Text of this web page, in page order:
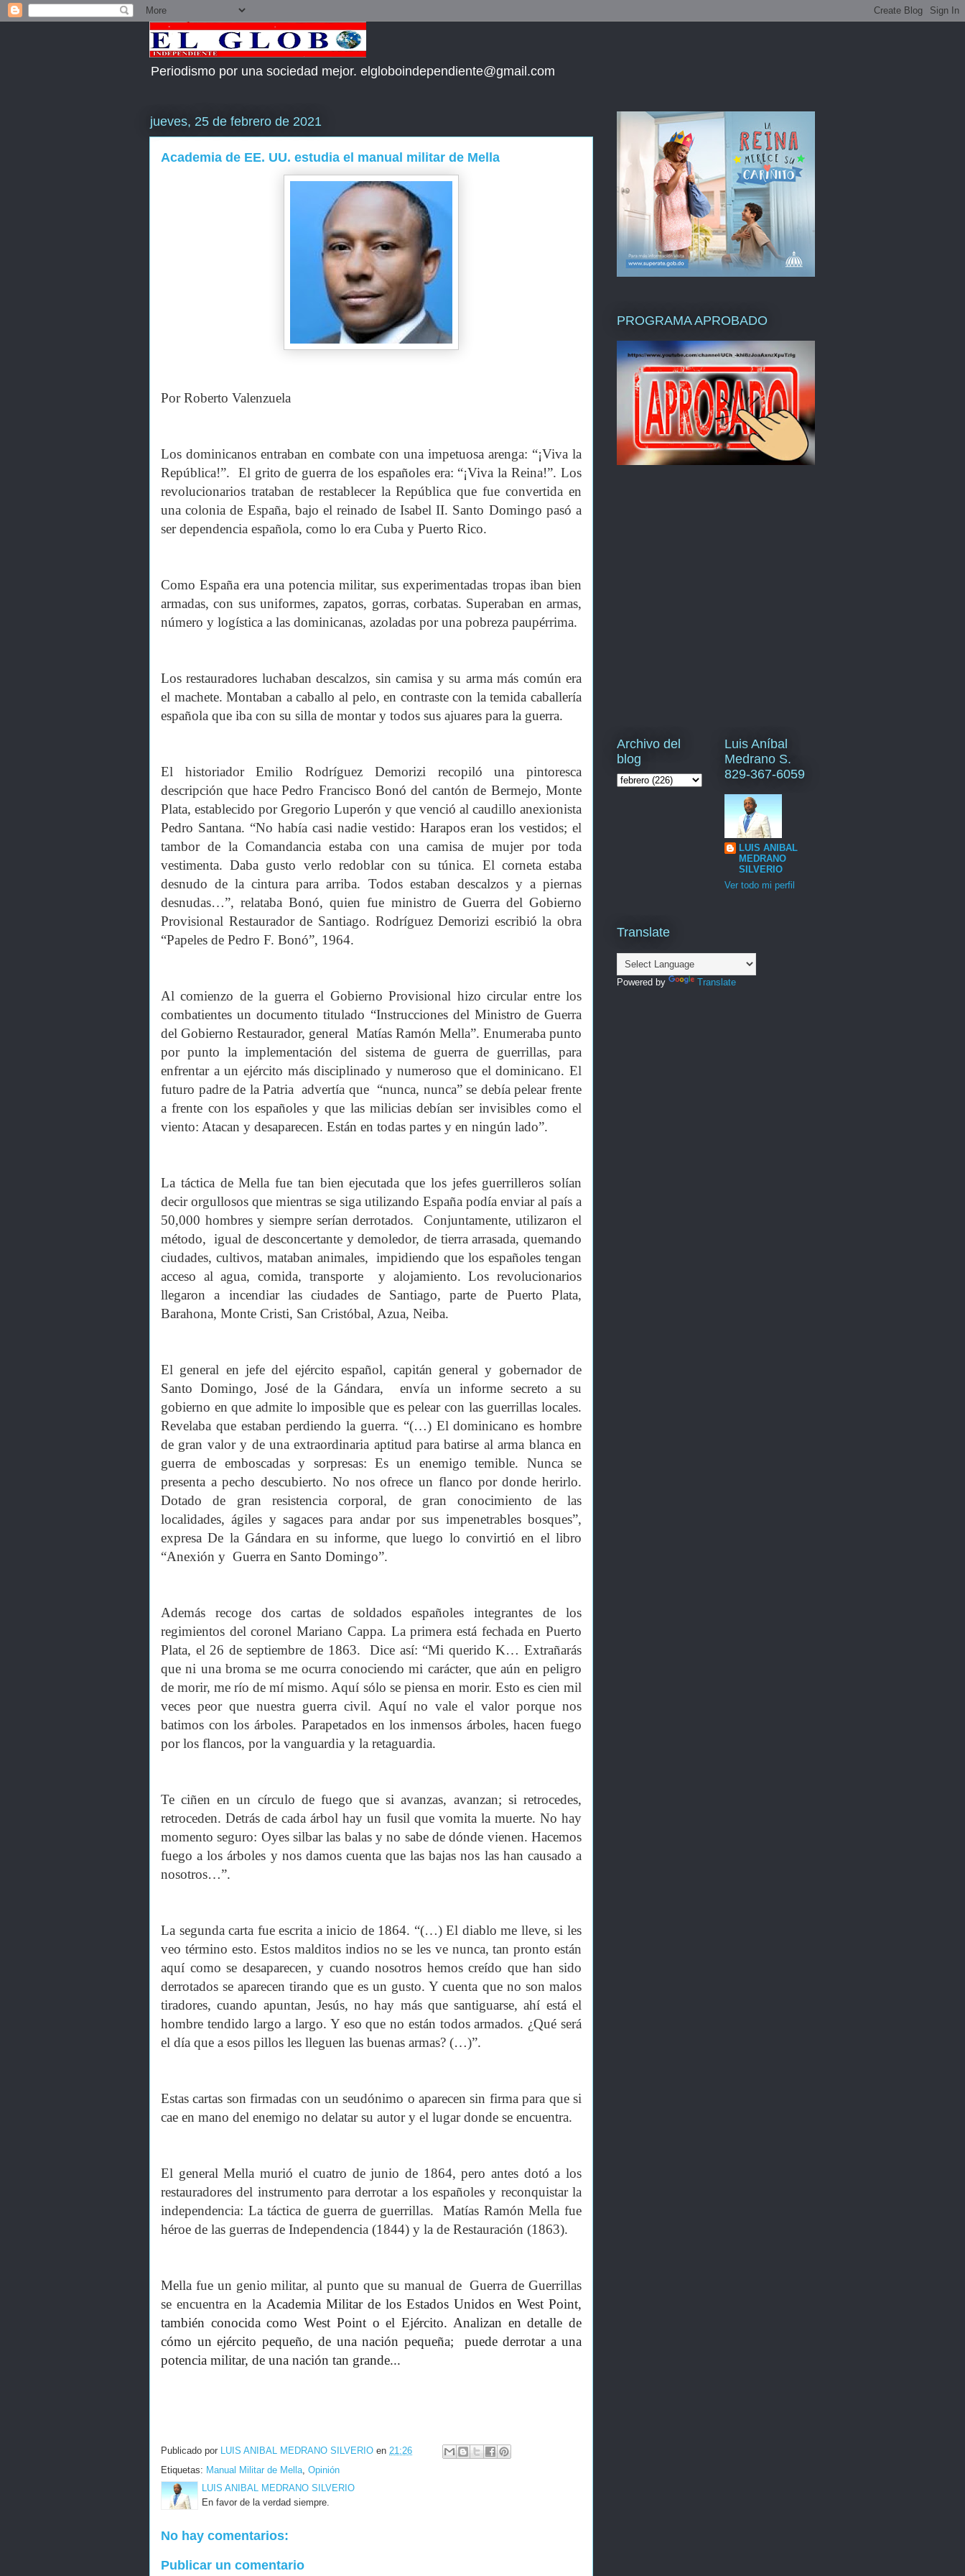
Periodismo por una sociedad mejor. elgloboindependiente@gmail.com
jueves, 25 de febrero de 2021
Academia de EE. UU. estudia el manual militar de Mella
Por Roberto Valenzuela
Los dominicanos entraban en combate con una impetuosa arenga: “¡Viva la
República!”. El grito de guerra de los españoles era: “¡Viva la Reina!”. Los
revolucionarios trataban de restablecer la República que fue convertida en
una colonia de España, bajo el reinado de Isabel II. Santo Domingo pasó a
ser dependencia española, como lo era Cuba y Puerto Rico.
Como España era una potencia militar, sus experimentadas tropas iban bien
armadas, con sus uniformes, zapatos, gorras, corbatas. Superaban en armas,
número y logística a las dominicanas, azoladas por una pobreza paupérrima.
Los restauradores luchaban descalzos, sin camisa y su arma más común era
el machete. Montaban a caballo al pelo, en contraste con la temida caballería
española que iba con su silla de montar y todos sus ajuares para la guerra.
El historiador Emilio Rodríguez Demorizi recopiló una pintoresca
descripción que hace Pedro Francisco Bonó del cantón de Bermejo, Monte
Plata, establecido por Gregorio Luperón y que venció al caudillo anexionista
Pedro Santana. “No había casi nadie vestido: Harapos eran los vestidos; el
tambor de la Comandancia estaba con una camisa de mujer por toda
vestimenta. Daba gusto verlo redoblar con su túnica. El corneta estaba
desnudo de la cintura para arriba. Todos estaban descalzos y a piernas
desnudas…”, relataba Bonó, quien fue ministro de Guerra del Gobierno
Provisional Restaurador de Santiago. Rodríguez Demorizi escribió la obra
“Papeles de Pedro F. Bonó”, 1964.
Al comienzo de la guerra el Gobierno Provisional hizo circular entre los
combatientes un documento titulado “Instrucciones del Ministro de Guerra
del Gobierno Restaurador, general Matías Ramón Mella”. Enumeraba punto
por punto la implementación del sistema de guerra de guerrillas, para
enfrentar a un ejército más disciplinado y numeroso que el dominicano. El
futuro padre de la Patria advertía que “nunca, nunca” se debía pelear frente
a frente con los españoles y que las milicias debían ser invisibles como el
viento: Atacan y desaparecen. Están en todas partes y en ningún lado”.
La táctica de Mella fue tan bien ejecutada que los jefes guerrilleros solían
decir orgullosos que mientras se siga utilizando España podía enviar al país a
50,000 hombres y siempre serían derrotados. Conjuntamente, utilizaron el
método, igual de desconcertante y demoledor, de tierra arrasada, quemando
ciudades, cultivos, mataban animales, impidiendo que los españoles tengan
acceso al agua, comida, transporte y alojamiento. Los revolucionarios
llegaron a incendiar las ciudades de Santiago, parte de Puerto Plata,
Barahona, Monte Cristi, San Cristóbal, Azua, Neiba.
El general en jefe del ejército español, capitán general y gobernador de
Santo Domingo, José de la Gándara, envía un informe secreto a su
gobierno en que admite lo imposible que es pelear con las guerrillas locales.
Revelaba que estaban perdiendo la guerra. “(…) El dominicano es hombre
de gran valor y de una extraordinaria aptitud para batirse al arma blanca en
guerra de emboscadas y sorpresas: Es un enemigo temible. Nunca se
presenta a pecho descubierto. No nos ofrece un flanco por donde herirlo.
Dotado de gran resistencia corporal, de gran conocimiento de las
localidades, ágiles y sagaces para andar por sus impenetrables bosques”,
expresa De la Gándara en su informe, que luego lo convirtió en el libro
“Anexión y Guerra en Santo Domingo”.
Además recoge dos cartas de soldados españoles integrantes de los
regimientos del coronel Mariano Cappa. La primera está fechada en Puerto
Plata, el 26 de septiembre de 1863. Dice así: “Mi querido K… Extrañarás
que ni una broma se me ocurra conociendo mi carácter, que aún en peligro
de morir, me río de mí mismo. Aquí sólo se piensa en morir. Esto es cien mil
veces peor que nuestra guerra civil. Aquí no vale el valor porque nos
batimos con los árboles. Parapetados en los inmensos árboles, hacen fuego
por los flancos, por la vanguardia y la retaguardia.
Te ciñen en un círculo de fuego que si avanzas, avanzan; si retrocedes,
retroceden. Detrás de cada árbol hay un fusil que vomita la muerte. No hay
momento seguro: Oyes silbar las balas y no sabe de dónde vienen. Hacemos
fuego a los árboles y nos damos cuenta que las bajas nos las han causado a
nosotros…”.
La segunda carta fue escrita a inicio de 1864. “(…) El diablo me lleve, si les
veo término esto. Estos malditos indios no se les ve nunca, tan pronto están
aquí como se desaparecen, y cuando nosotros hemos creído que han sido
derrotados se aparecen tirando que es un gusto. Y cuenta que no son malos
tiradores, cuando apuntan, Jesús, no hay más que santiguarse, ahí está el
hombre tendido largo a largo. Y eso que no están todos armados. ¿Qué será
el día que a esos pillos les lleguen las buenas armas? (…)”.
Estas cartas son firmadas con un seudónimo o aparecen sin firma para que si
cae en mano del enemigo no delatar su autor y el lugar donde se encuentra.
El general Mella murió el cuatro de junio de 1864, pero antes dotó a los
restauradores del instrumento para derrotar a los españoles y reconquistar la
independencia: La táctica de guerra de guerrillas. Matías Ramón Mella fue
héroe de las guerras de Independencia (1844) y la de Restauración (1863).
Mella fue un genio militar, al punto que su manual de Guerra de Guerrillas
se encuentra en la Academia Militar de los Estados Unidos en West Point,
también conocida como West Point o el Ejército. Analizan en detalle de
cómo un ejército pequeño, de una nación pequeña; puede derrotar a una
potencia militar, de una nación tan grande...
Publicado por LUIS ANIBAL MEDRANO SILVERIO en 21:26
Etiquetas: Manual Militar de Mella, Opinión
LUIS ANIBAL MEDRANO SILVERIO
En favor de la verdad siempre.
No hay comentarios:
Publicar un comentario
PROGRAMA APROBADO
Archivo del
blog
Luis Aníbal
Medrano S.
829-367-6059
LUIS ANIBAL
MEDRANO
SILVERIO
Ver todo mi perfil
Translate
Powered by Translate